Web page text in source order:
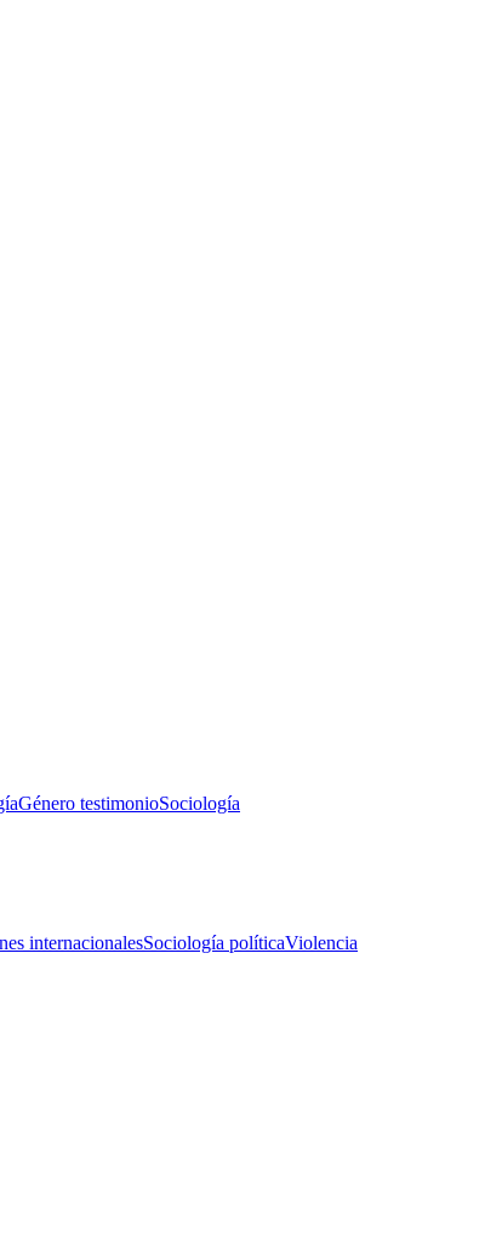
Género testimonioSociología
internacionalesSociología políticaViolencia